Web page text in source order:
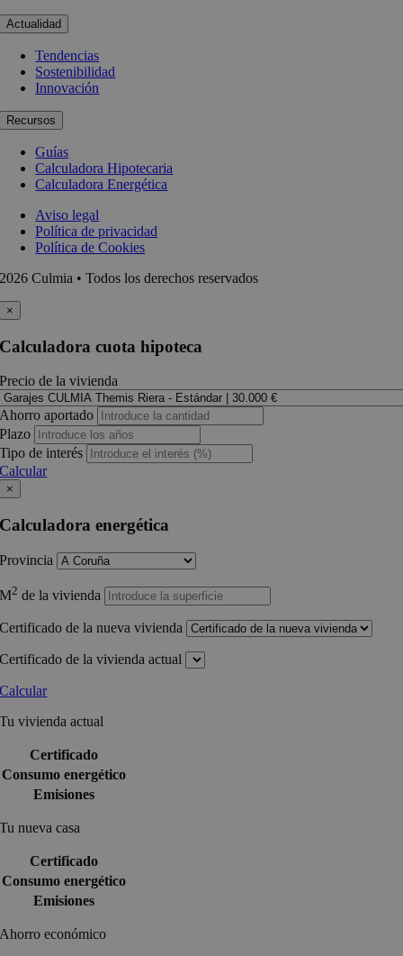
Actualidad
Tendencias
Sostenibilidad
Innovación
Recursos
Guías
Calculadora Hipotecaria
Calculadora Energética
Aviso legal
Política de privacidad
Política de Cookies
2026 Culmia • Todos los derechos reservados
×
Calculadora cuota hipoteca
Precio de la vivienda
Ahorro aportado
Plazo
Tipo de interés
Calcular
×
Calculadora energética
Provincia
M2 de la vivienda
Certificado de la nueva vivienda
Certificado de la vivienda actual
Calcular
Tu vivienda actual
Certificado
Consumo energético
Emisiones
Tu nueva casa
Certificado
Consumo energético
Emisiones
Ahorro económico